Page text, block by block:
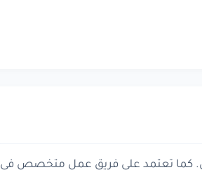
كما تعتمد على فريق عمل متخصص في